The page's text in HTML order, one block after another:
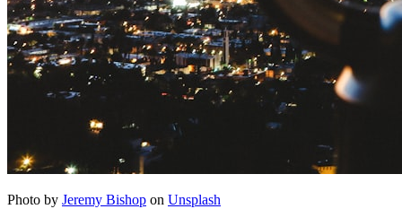
Photo by Jeremy Bishop on Unsplash